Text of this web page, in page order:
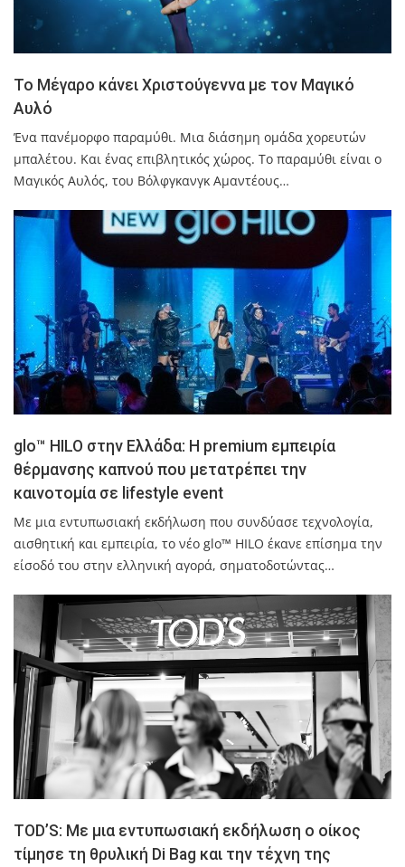
Το Μέγαρο κάνει Χριστούγεννα με τον Μαγικό
Αυλό
Ένα πανέμορφο παραμύθι. Μια διάσημη ομάδα χορευτών
μπαλέτου. Και ένας επιβλητικός χώρος. Το παραμύθι είναι ο
Μαγικός Αυλός, του Βόλφγκανγκ Αμαντέους…
glo™ HILO στην Ελλάδα: Η premium εμπειρία
θέρμανσης καπνού που μετατρέπει την
καινοτομία σε lifestyle event
Με μια εντυπωσιακή εκδήλωση που συνδύασε τεχνολογία,
αισθητική και εμπειρία, το νέο glo™ HILO έκανε επίσημα την
είσοδό του στην ελληνική αγορά, σηματοδοτώντας…
TOD’S: Με μια εντυπωσιακή εκδήλωση ο οίκος
τίμησε τη θρυλική Di Bag και την τέχνη της